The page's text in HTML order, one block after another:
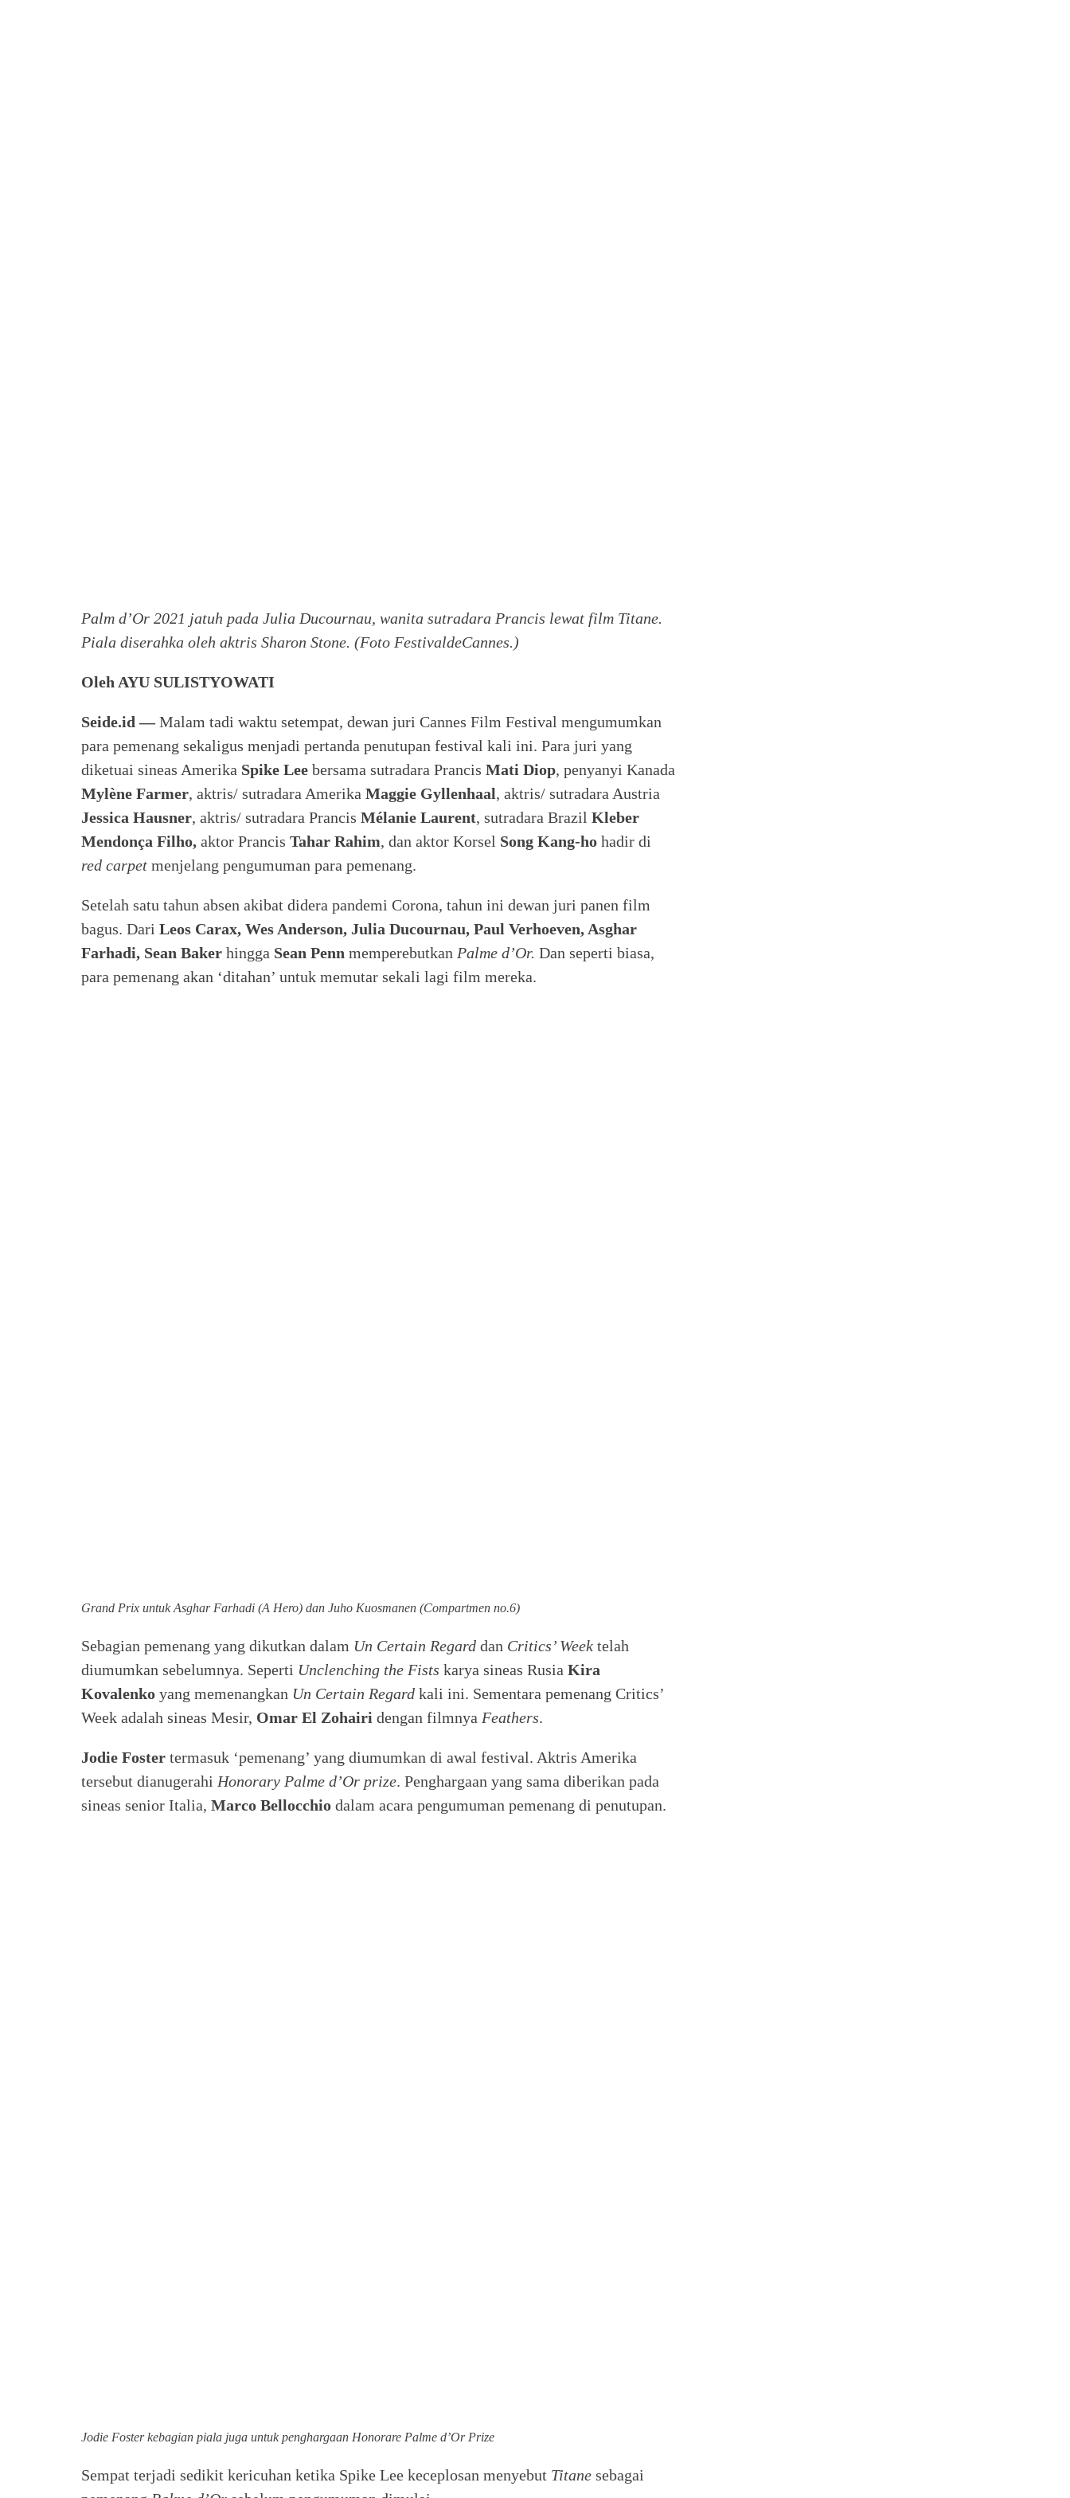
Palm d’Or 2021 jatuh pada Julia Ducournau, wanita sutradara Prancis lewat film Titane.
Piala diserahka oleh aktris Sharon Stone. (Foto FestivaldeCannes.)
Oleh AYU SULISTYOWATI
Seide.id —Malam tadi waktu setempat, dewan juri Cannes Film Festival mengumumkan
para pemenang sekaligus menjadi pertanda penutupan festival kali ini. Para juri yang
diketuai sineas Amerika Spike Lee bersama sutradara Prancis Mati Diop, penyanyi Kanada
Mylène Farmer, aktris/ sutradara Amerika Maggie Gyllenhaal, aktris/ sutradara Austria
Jessica Hausner, aktris/ sutradara Prancis Mélanie Laurent, sutradara Brazil Kleber
Mendonça Filho, aktor Prancis Tahar Rahim, dan aktor Korsel Song Kang-ho hadir di
red carpet menjelang pengumuman para pemenang.
Setelah satu tahun absen akibat didera pandemi Corona, tahun ini dewan juri panen film
bagus. Dari Leos Carax, Wes Anderson, Julia Ducournau, Paul Verhoeven, Asghar
Farhadi, Sean Baker hingga Sean Penn memperebutkan Palme d’Or. Dan seperti biasa,
para pemenang akan ‘ditahan’ untuk memutar sekali lagi film mereka.
Grand Prix untuk Asghar Farhadi (A Hero) dan Juho Kuosmanen (Compartmen no.6)
Sebagian pemenang yang dikutkan dalam Un Certain Regard dan Critics’ Week telah
diumumkan sebelumnya. Seperti Unclenching the Fists karya sineas Rusia Kira
Kovalenko yang memenangkan Un Certain Regard kali ini. Sementara pemenang Critics’
Week adalah sineas Mesir, Omar El Zohairi dengan filmnya Feathers.
Jodie Foster termasuk ‘pemenang’ yang diumumkan di awal festival. Aktris Amerika
tersebut dianugerahi Honorary Palme d’Or prize. Penghargaan yang sama diberikan pada
sineas senior Italia, Marco Bellocchio dalam acara pengumuman pemenang di penutupan.
Jodie Foster kebagian piala juga untuk penghargaan Honorare Palme d’Or Prize
Sempat terjadi sedikit kericuhan ketika Spike Lee keceplosan menyebut Titane sebagai